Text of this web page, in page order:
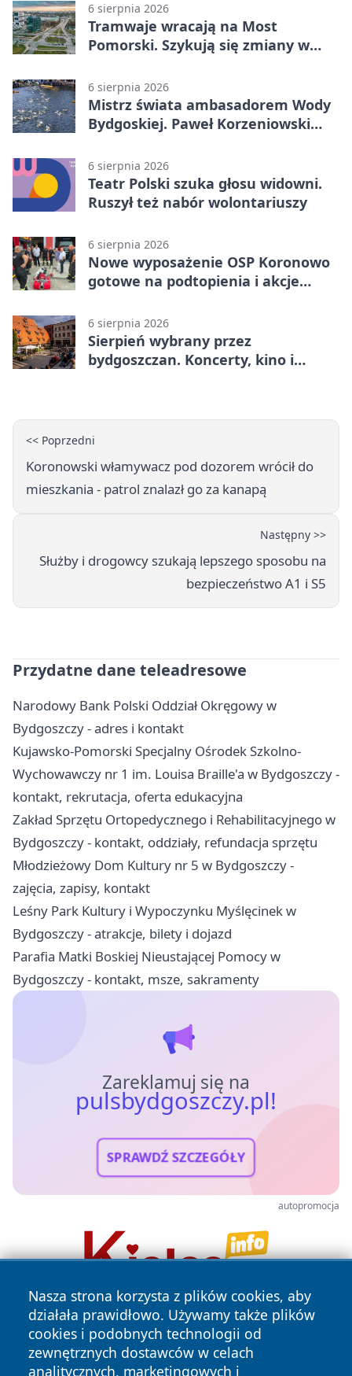
6 sierpnia 2026
Tramwaje wracają na Most
Pomorski. Szykują się zmiany w
6 sierpnia 2026
Mistrz świata ambasadorem Wody
Bydgoskiej. Paweł Korzeniowski
6 sierpnia 2026
Teatr Polski szuka głosu widowni.
Ruszył też nabór wolontariuszy
6 sierpnia 2026
Nowe wyposażenie OSP Koronowo
gotowe na podtopienia i akcje
6 sierpnia 2026
Sierpień wybrany przez
bydgoszczan. Koncerty, kino i
<< Poprzedni
Koronowski włamywacz pod dozorem wrócił do
mieszkania - patrol znalazł go za kanapą
Następny >>
Służby i drogowcy szukają lepszego sposobu na
bezpieczeństwo A1 i S5
Przydatne dane teleadresowe
Narodowy Bank Polski Oddział Okręgowy w
Bydgoszczy - adres i kontakt
Kujawsko-Pomorski Specjalny Ośrodek Szkolno-
Wychowawczy nr 1 im. Louisa Braille'a w Bydgoszczy -
kontakt, rekrutacja, oferta edukacyjna
Zakład Sprzętu Ortopedycznego i Rehabilitacyjnego w
Bydgoszczy - kontakt, oddziały, refundacja sprzętu
Młodzieżowy Dom Kultury nr 5 w Bydgoszczy -
zajęcia, zapisy, kontakt
Leśny Park Kultury i Wypoczynku Myślęcinek w
Bydgoszczy - atrakcje, bilety i dojazd
Parafia Matki Boskiej Nieustającej Pomocy w
Bydgoszczy - kontakt, msze, sakramenty
Zareklamuj się na
pulsbydgoszczy.pl!
SPRAWDŹ SZCZEGÓŁY
autopromocja
Nasza strona korzysta z plików cookies, aby
działała prawidłowo. Używamy także plików
cookies i podobnych technologii od
zewnętrznych dostawców w celach
analitycznych, marketingowych i